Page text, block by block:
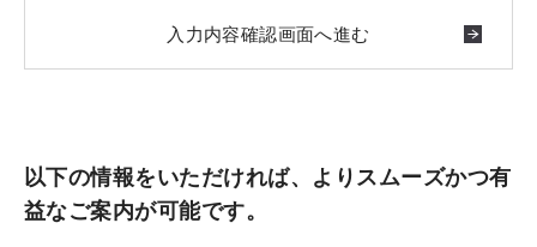
以下の情報をいただければ、よりスムーズかつ有
益なご案内が可能です。